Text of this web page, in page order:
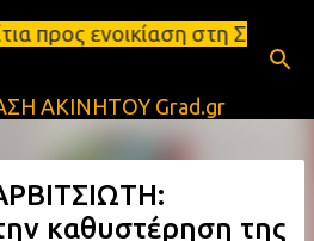
κύριο περιεχόμενο
στη Σπάρτη
ΑΚΙΝΗΤΟΥ Grad.gr
καθυστέρηση της